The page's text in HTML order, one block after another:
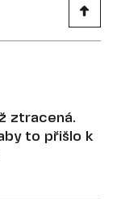
ztracená.
to přišlo k